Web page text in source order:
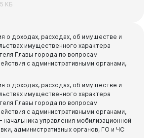
КБ
о доходах, расходах, об имуществе и
имущественного характера
Главы города по вопросам
с административными органами,
о доходах, расходах, об имуществе и
имущественного характера
Главы города по вопросам
с административными органами,
начальника управления мобилизационной
административных органов, ГО и ЧС